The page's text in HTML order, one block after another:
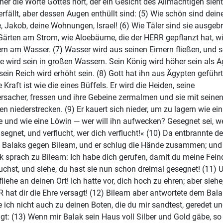
aber dessen Augen enthüllt sind: (5) Wie schön sind
Jakob, deine Wohnungen, Israel! (6) Wie Täler sind sie
am Strom, wie Aloebäume, die der HERR gepflanzt hat,
am Wasser. (7) Wasser wird aus seinen Eimern fließen, und
wird sein in großen Wassern. Sein König wird höher sein als
Reich wird erhöht sein. (8) Gott hat ihn aus Ägypten
Kraft ist wie die eines Büffels. Er wird die Heiden, seine
fressen und ihre Gebeine zermalmen und sie mit seinen
niederstrecken. (9) Er kauert sich nieder, um zu lagern wie ein
und wie eine Löwin — wer will ihn aufwecken? Gesegnet sei,
und verflucht, wer dich verflucht!« (10) Da entbrannte
gegen Bileam, und er schlug die Hände zusammen; und
sprach zu Bileam: Ich habe dich gerufen, damit du meine
und siehe, du hast sie nun schon dreimal gesegnet! (11)
an deinen Ort! Ich hatte vor, dich hoch zu ehren; aber
hat dir die Ehre versagt! (12) Bileam aber antwortete dem
ich nicht auch zu deinen Boten, die du mir sandtest, geredet
(13) Wenn mir Balak sein Haus voll Silber und Gold gäbe, so